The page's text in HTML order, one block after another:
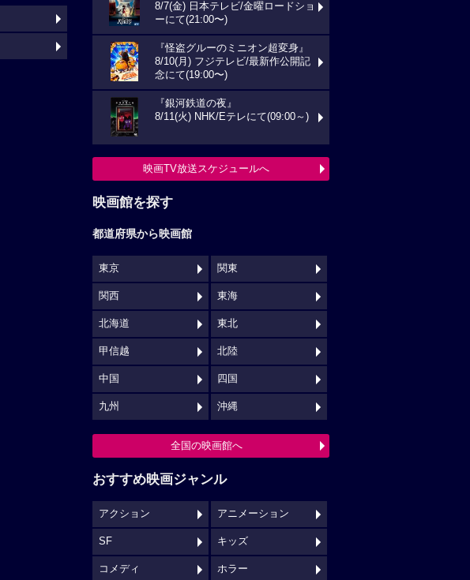
8/7(金) 日本テレビ/金曜ロードショ
ーにて(21:00〜)
『怪盗グルーのミニオン超変身』
8/10(月) フジテレビ/最新作公開記
念にて(19:00〜)
『銀河鉄道の夜』
8/11(火) NHK/Eテレにて(09:00～)
映画TV放送スケジュールへ
映画館を探す
都道府県から映画館
東京 関東
関西 東海
北海道 東北
甲信越 北陸
中国 四国
九州 沖縄
全国の映画館へ
おすすめ映画ジャンル
アクション アニメーション
SF キッズ
コメディ ホラー